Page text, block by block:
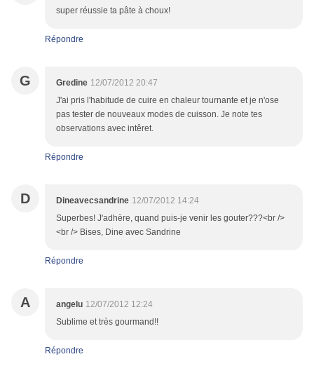
super réussie ta pâte à choux!
Répondre
G Gredine 12/07/2012 20:47
J'ai pris l'habitude de cuire en chaleur tournante et je n'ose
pas tester de nouveaux modes de cuisson. Je note tes
observations avec intêret.
Répondre
D Dineavecsandrine 12/07/2012 14:24
Superbes! J'adhère, quand puis-je venir les gouter???<br />
<br /> Bises, Dine avec Sandrine
Répondre
A angelu 12/07/2012 12:24
Sublime et très gourmand!!
Répondre